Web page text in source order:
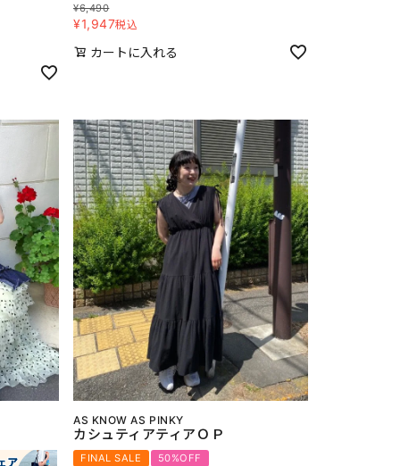
¥6,490
¥1,947税込
カートに入れる
AS KNOW AS PINKY
カシュティアティアＯＰ
FINAL SALE
50%OFF